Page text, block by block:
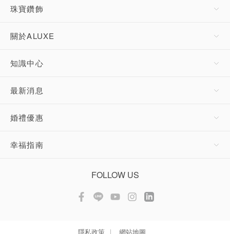
珠寶鑽飾
關於ALUXE
知識中心
最新消息
婚禮優惠
幸福指南
FOLLOW US
隱私政策 網站地圖